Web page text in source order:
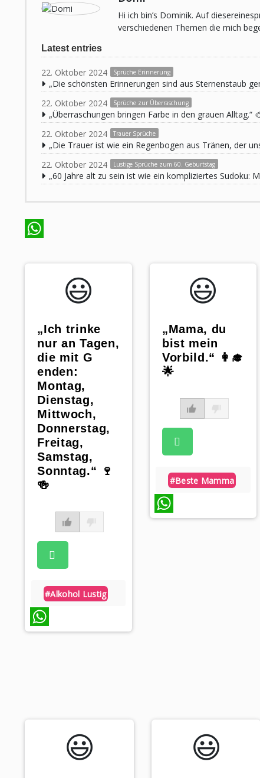
Hi ich bin’s Dominik. Auf
verschiedenen Themen die mich
Latest entries
22. Oktober 2024 Sprüche Erinnerung
„Die schönsten Erinnerungen sind aus Sternenstaub
22. Oktober 2024
Sprüche zur Überraschung
„Überraschungen bringen Farbe in den grauen Alltag.“
22. Oktober 2024
Trauer Sprüche
„Die Trauer ist wie ein Regenbogen aus Tränen, der
22. Oktober 2024
Lustige Sprüche zum 60. Geburtstag
„60 Jahre alt zu sein ist wie ein kompliziertes Sudoku:
😃️
„Ich trinke
nur an Tagen,
die mit G
enden:
Montag,
Dienstag,
Mittwoch,
Donnerstag,
Freitag,
Samstag,
Sonntag.“ 🍷
🍻
#alkohol Lustig
😃️
„Mama, du
bist mein
Vorbild.“ 👩‍🎓
🌟
#beste Mamma
😃️ 😃️